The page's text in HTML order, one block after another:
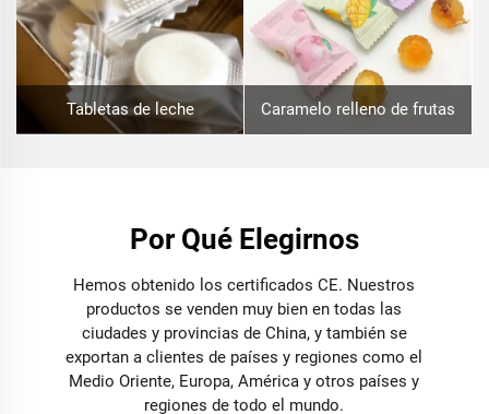
Tabletas de leche Caramelo relleno de frutas
Por Qué Elegirnos
Hemos obtenido los certificados CE. Nuestros
productos se venden muy bien en todas las
ciudades y provincias de China, y también se
exportan a clientes de países y regiones como el
Medio Oriente, Europa, América y otros países y
regiones de todo el mundo.